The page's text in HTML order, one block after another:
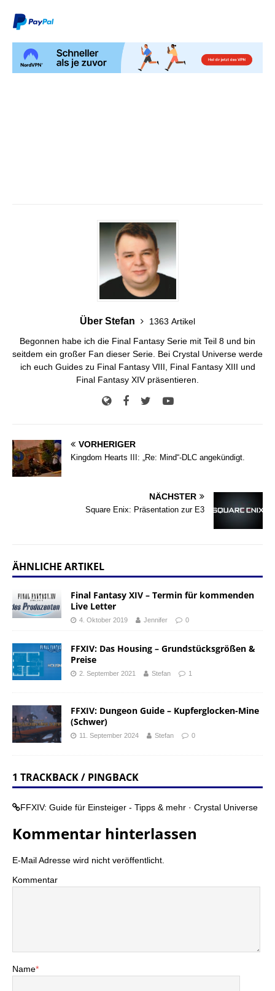
Über Stefan
1363 Artikel
Begonnen habe ich die Final Fantasy Serie mit Teil 8 und bin
seitdem ein großer Fan dieser Serie. Bei Crystal Universe werde
ich euch Guides zu Final Fantasy VIII, Final Fantasy XIII und
Final Fantasy XIV präsentieren.
VORHERIGER
Kingdom Hearts III: „Re: Mind“-DLC angekündigt.
NÄCHSTER
Square Enix: Präsentation zur E3
ÄHNLICHE ARTIKEL
Final Fantasy XIV – Termin für kommenden
Live Letter
4. Oktober 2019 Jennifer 0
FFXIV: Das Housing – Grundstücksgrößen &
Preise
2. September 2021 Stefan 1
FFXIV: Dungeon Guide – Kupferglocken-Mine
(Schwer)
11. September 2024 Stefan 0
1 TRACKBACK / PINGBACK
FFXIV: Guide für Einsteiger - Tipps & mehr · Crystal Universe
Kommentar hinterlassen
E-Mail Adresse wird nicht veröffentlicht.
Kommentar
Name*